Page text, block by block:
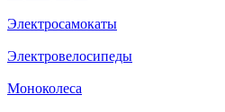
Электросамокаты
Электровелосипеды
Моноколеса